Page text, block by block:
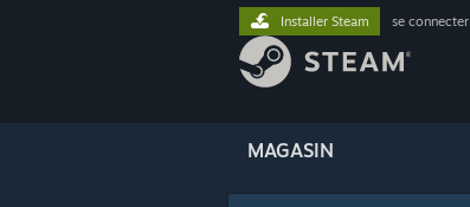
MAGASIN
Installer Steam se connecter